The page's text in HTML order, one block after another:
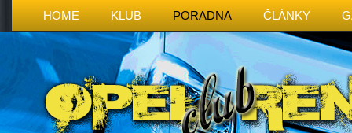
HOME KLUB PORADNA ČLÁNKY